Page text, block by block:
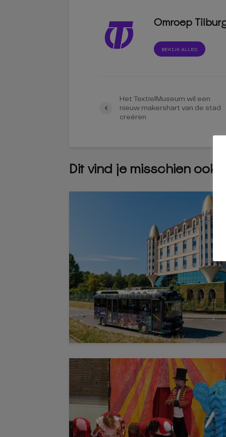
Omroep
BEKIJK ALLES
Het TextielMuseum wil een
nieuw makershart van de stad
creëren
Dit vind je misschien ook